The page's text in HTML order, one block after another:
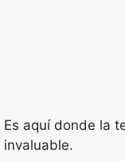
Es aquí donde la
invaluable.